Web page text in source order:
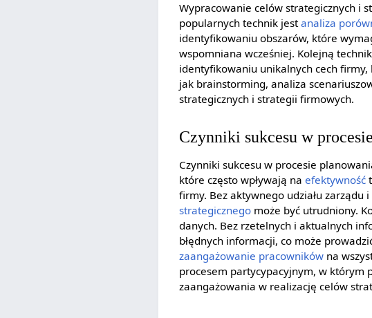
Wypracowanie celów strategicznych i
popularnych technik jestanaliza
identyfikowaniu obszarów, które
wspomniana wcześniej. Kolejną
identyfikowaniu unikalnych cech
jak brainstorming, analiza
strategicznych i strategii firmowych.
Czynniki sukcesu w
Czynniki sukcesu w procesie
które często wpływają naefektywność
firmy. Bez aktywnego udziału zarządu
strategicznego może być utrudniony.
danych. Bez rzetelnych i aktualnych
błędnych informacji, co może
zaangażowanie pracowników na
procesem partycypacyjnym, w którym
zaangażowania w realizację celów